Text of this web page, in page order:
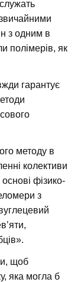
з одним в
полімерів, як
гарантує
методу в
колективи
фізико-
з
щоб
яка могла б